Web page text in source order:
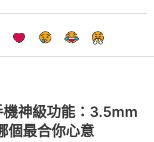
神級功能：3.5mm
個最合你心意